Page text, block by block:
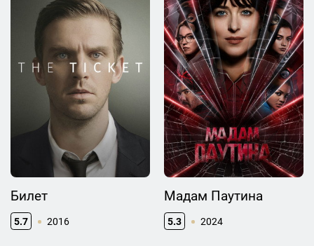
Билет
5.7 2016
Мадам Паутина
5.3 2024